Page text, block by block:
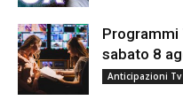
sabato 8
Anticipazioni Tv